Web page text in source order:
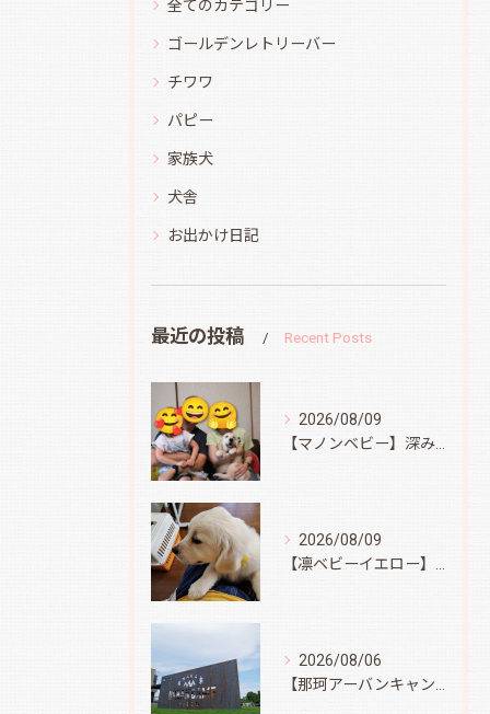
全てのカテゴリー
ゴールデンレトリーバー
チワワ
パピー
家族犬
犬舎
お出かけ日記
最近の投稿 Recent Posts
2026/08/09
【マノンベビー】深みどり君
2026/08/09
【凛ベビーイエロー】スィートコテージへ
2026/08/06
【那珂アーバンキャンプフィールド】